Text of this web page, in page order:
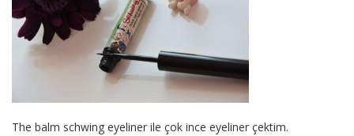
The balm schwing eyeliner ile çok ince eyeliner çektim.